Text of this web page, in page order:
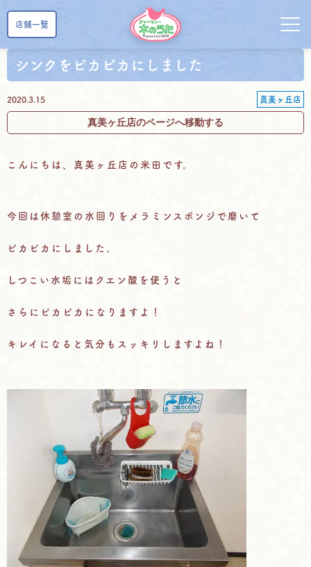
店舗一覧
シンクをピカピカにしました
2020.3.15 真美ヶ丘店
真美ヶ丘店のページへ移動する
こんにちは、真美ヶ丘店の米田です。
今回は休憩室の水回りをメラミンスポンジで磨いて
ピカピカにしました。
しつこい水垢にはクエン酸を使うと
さらにピカピカになりますよ！
キレイになると気分もスッキリしますよね！